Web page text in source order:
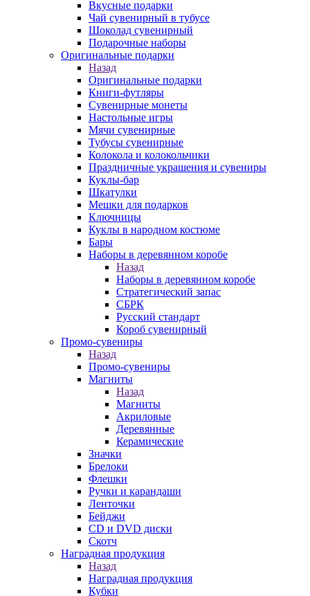
Вкусные подарки
Чай сувенирный в тубусе
Шоколад сувенирный
Подарочные наборы
Оригинальные подарки
Назад
Оригинальные подарки
Книги-футляры
Сувенирные монеты
Настольные игры
Мячи сувенирные
Тубусы сувенирные
Колокола и колокольчики
Праздничные украшения и сувениры
Куклы-бар
Шкатулки
Мешки для подарков
Ключницы
Куклы в народном костюме
Бары
Наборы в деревянном коробе
Назад
Наборы в деревянном коробе
Стратегический запас
СБРК
Русский стандарт
Короб сувенирный
Промо-сувениры
Назад
Промо-сувениры
Магниты
Назад
Магниты
Акриловые
Деревянные
Керамические
Значки
Брелоки
Флешки
Ручки и карандаши
Ленточки
Бейджи
CD и DVD диски
Скотч
Наградная продукция
Назад
Наградная продукция
Кубки